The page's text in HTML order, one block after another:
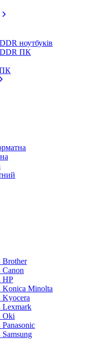
ноутбуків
DDR ПК
ПК
Brother
Canon
HP
Konica Minolta
Kyocera
Lexmark
Oki
Samsung